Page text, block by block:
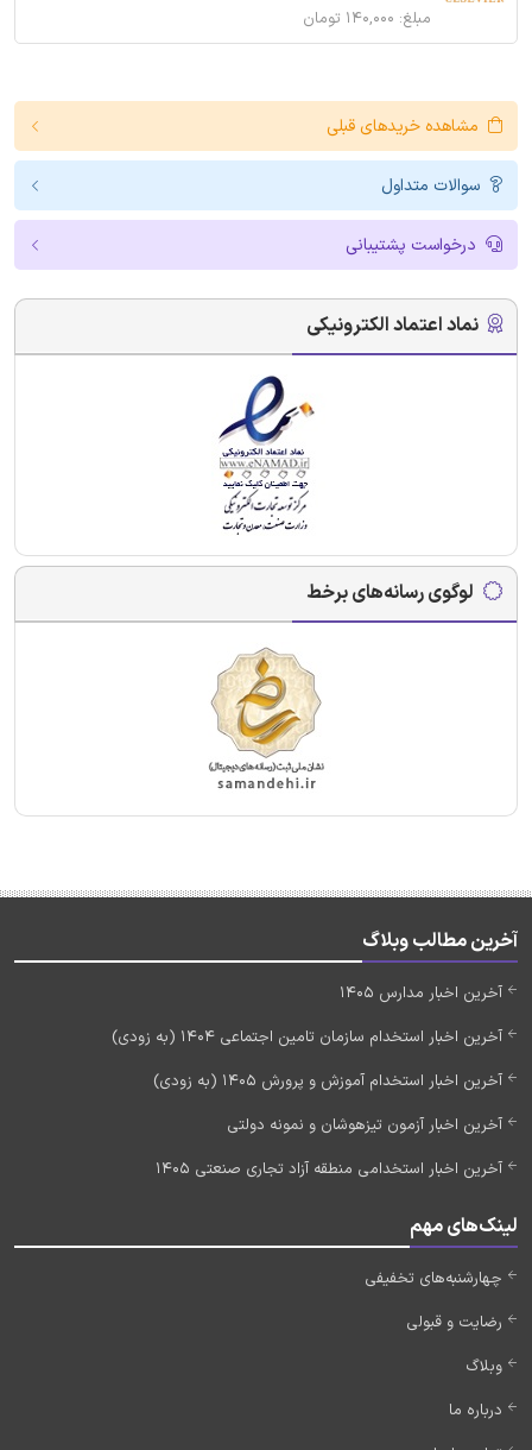
مبلغ: ۱۴۰,۰۰۰ تومان
مشاهده خریدهای قبلی
سوالات متداول
درخواست پشتیبانی
نماد اعتماد الکترونیکی
لوگوی رسانه‌های برخط
آخرین مطالب وبلاگ
آخرین اخبار مدارس 1405
آخرین اخبار استخدام سازمان تامین اجتماعی 1404 (به زودی)
آخرین اخبار استخدام آموزش و پرورش 1405 (به زودی)
آخرین اخبار آزمون تیزهوشان و نمونه دولتی
آخرین اخبار استخدامی منطقه آزاد تجاری صنعتی 1405
لینک‌های مهم
چهارشنبه‌های تخفیفی
رضایت و قبولی
وبلاگ
درباره ما